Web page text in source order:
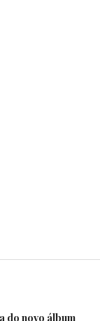
do novo álbum